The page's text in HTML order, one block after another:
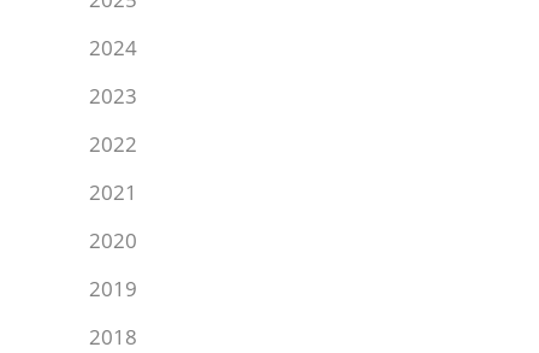
2024
2023
2022
2021
2020
2019
2018